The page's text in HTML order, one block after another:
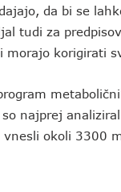
da bi se
tudi za
morajo korigirati
najprej
vnesli okoli 3300